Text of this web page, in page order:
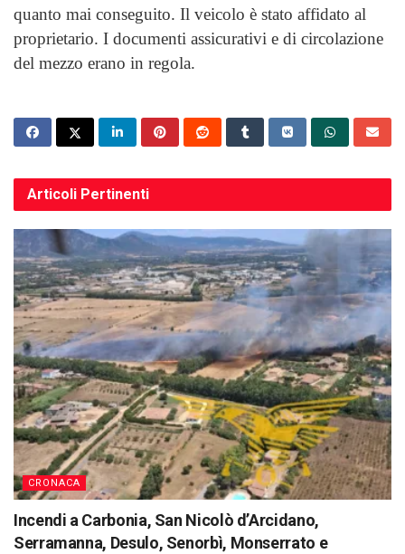
quanto mai conseguito. Il veicolo è stato affidato al
proprietario. I documenti assicurativi e di circolazione
del mezzo erano in regola.
Articoli Pertinenti
CRONACA
Incendi a Carbonia, San Nicolò d’Arcidano,
Serramanna, Desulo, Senorbì, Monserrato e